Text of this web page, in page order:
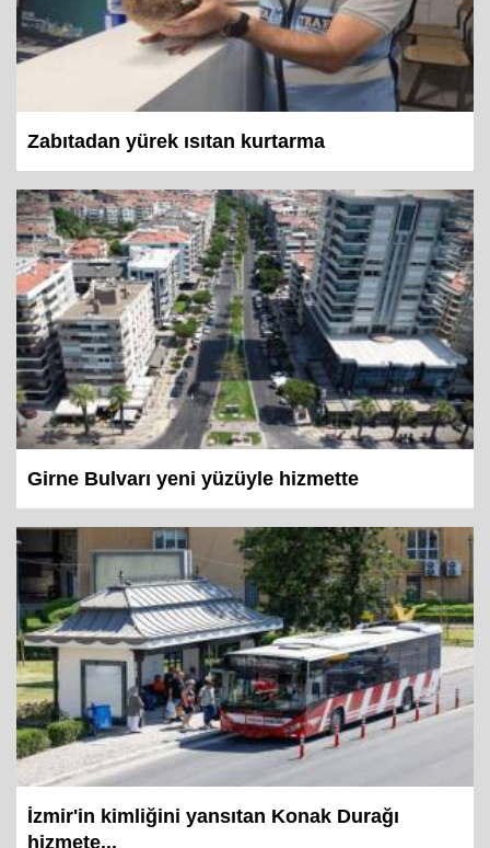
Zabıtadan yürek ısıtan kurtarma
Girne Bulvarı yeni yüzüyle hizmette
İzmir'in kimliğini yansıtan Konak Durağı
hizmete...